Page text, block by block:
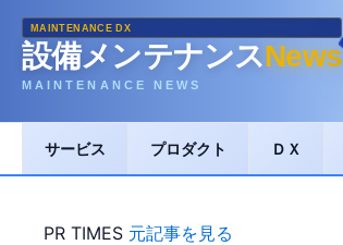
MAINTENANCE DX
設備メンテナンスNews
MAINTENANCE NEWS
サービス プロダクト ＤＸ
PR TIMES 元記事を見る